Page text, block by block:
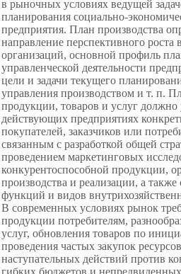
в рыночных условиях ведущей
планирования социально-
предприятия. План производства
направление перспективного
организаций, основной профиль
управленческой деятельности
цели и задачи текущего
управления производством и т. п.
продукции, товаров и услуг должно
действующих предприятиях
покупателей, заказчиков или
связанным с разработкой общей
проведением маркетинговых
конкурентоспособной продукции,
производства и реализации, а
функций и видов
В современных условиях рынок
продукции потребителям,
услуг, обновления товаров по
проведения частых закупок
наступательных действий против
гибких бюджетов и